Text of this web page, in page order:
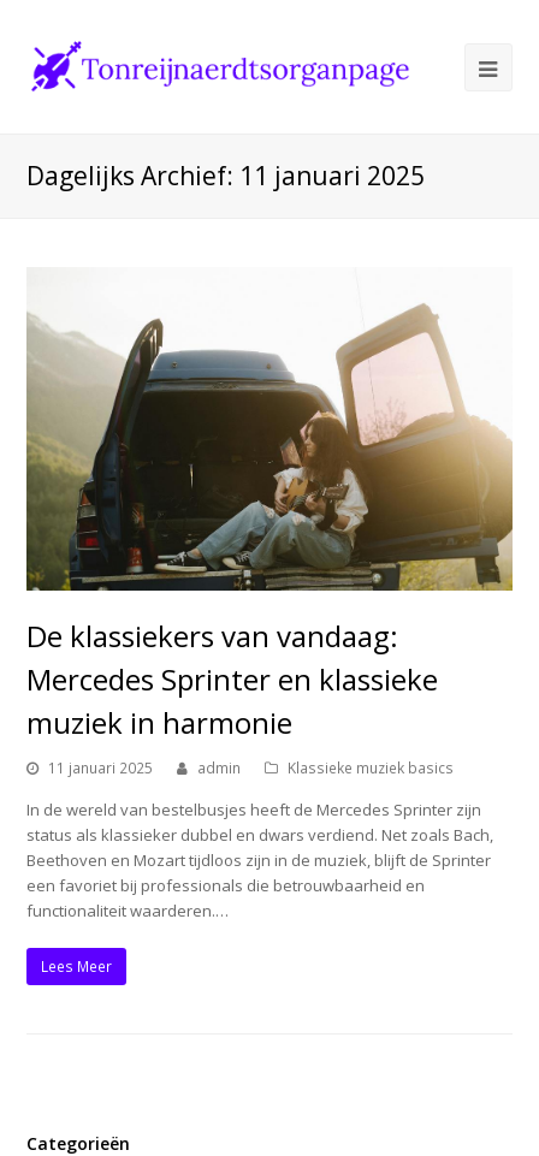
Dagelijks Archief: 11 januari 2025
De klassiekers van vandaag:
Mercedes Sprinter en klassieke
muziek in harmonie
11 januari 2025 admin Klassieke muziek basics
In de wereld van bestelbusjes heeft de Mercedes Sprinter zijn
status als klassieker dubbel en dwars verdiend. Net zoals Bach,
Beethoven en Mozart tijdloos zijn in de muziek, blijft de Sprinter
een favoriet bij professionals die betrouwbaarheid en
functionaliteit waarderen.…
Lees Meer
Categorieën